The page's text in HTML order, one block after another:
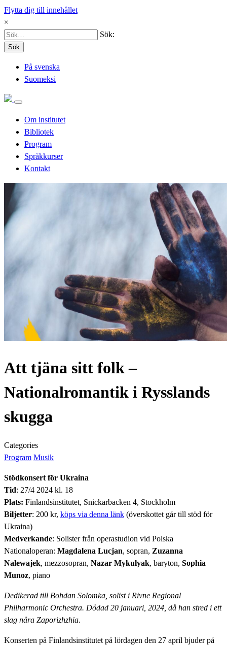
Flytta dig till innehållet
×
Sök:
Sök
På svenska
Suomeksi
Om institutet
Bibliotek
Program
Språkkurser
Kontakt
Att tjäna sitt folk –
Nationalromantik i Rysslands
skugga
Categories
Program Musik
Stödkonsert för Ukraina
Tid: 27/4 2024 kl. 18
Plats: Finlandsinstitutet, Snickarbacken 4, Stockholm
Biljetter: 200 kr, köps via denna länk (överskottet går till stöd för
Ukraina)
Medverkande: Solister från operastudion vid Polska
Nationaloperan: Magdalena Lucjan, sopran, Zuzanna
Nalewajek, mezzosopran, Nazar Mykulyak, baryton, Sophia
Munoz, piano
Dedikerad till Bohdan Solomka, solist i Rivne Regional
Philharmonic Orchestra. Dödad 20 januari, 2024, då han stred i ett
slag nära Zaporizhzhia.
Konserten på Finlandsinstitutet på lördagen den 27 april bjuder på